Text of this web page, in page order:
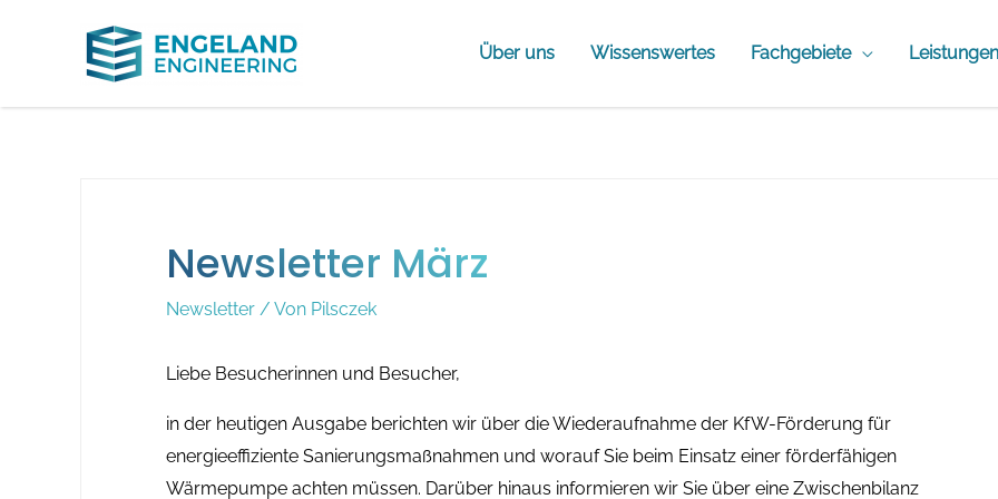
Über uns Wissenswertes Fachgebiete Leistungen
Newsletter März
Newsletter/ Von Pilsczek
Liebe Besucherinnen und Besucher,
in der heutigen Ausgabe berichten wir über die Wiederaufnahme der KfW-Förderung für
energieeffiziente Sanierungsmaßnahmen und worauf Sie beim Einsatz einer förderfähigen
Wärmepumpe achten müssen. Darüber hinaus informieren wir Sie über eine Zwischenbilanz